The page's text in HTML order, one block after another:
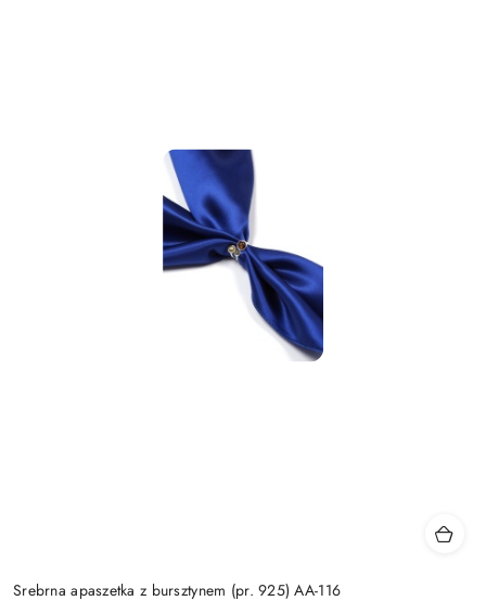
Srebrna apaszetka z bursztynem (pr. 925) AA-116